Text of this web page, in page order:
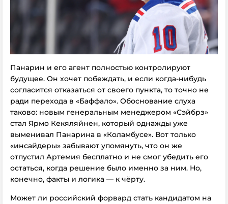
Панарин и его агент полностью контролируют
будущее. Он хочет побеждать, и если когда-нибудь
согласится отказаться от своего пункта, то точно не
ради перехода в «Баффало». Обоснование слуха
таково: новым генеральным менеджером «Сэйбрз»
стал Ярмо Кекяляйнен, который однажды уже
выменивал Панарина в «Коламбусе». Вот только
«инсайдеры» забывают упомянуть, что он же
отпустил Артемия бесплатно и не смог убедить его
остаться, когда решение было именно за ним. Но,
конечно, факты и логика — к чёрту.
Может ли российский форвард стать кандидатом на